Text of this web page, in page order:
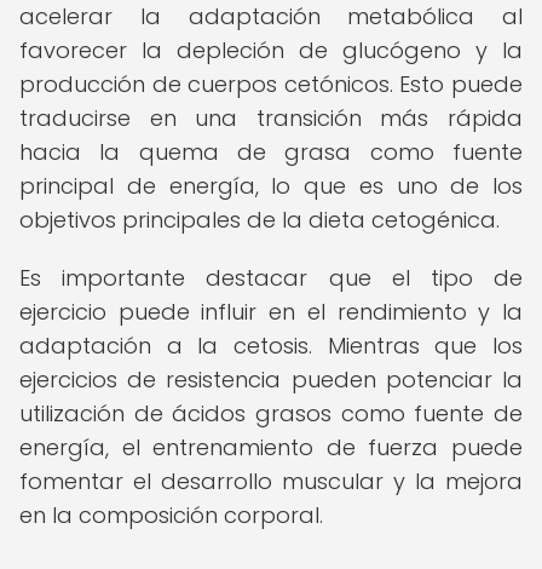
acelerar la adaptación metabólica al
favorecer la depleción de glucógeno y la
producción de cuerpos cetónicos. Esto puede
traducirse en una transición más rápida
hacia la quema de grasa como fuente
principal de energía, lo que es uno de los
objetivos principales de la dieta cetogénica.
Es importante destacar que el tipo de
ejercicio puede influir en el rendimiento y la
adaptación a la cetosis. Mientras que los
ejercicios de resistencia pueden potenciar la
utilización de ácidos grasos como fuente de
energía, el entrenamiento de fuerza puede
fomentar el desarrollo muscular y la mejora
en la composición corporal.